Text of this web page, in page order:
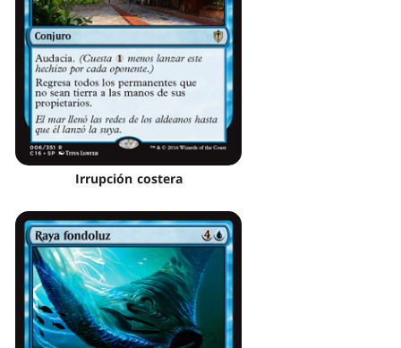
Irrupción costera